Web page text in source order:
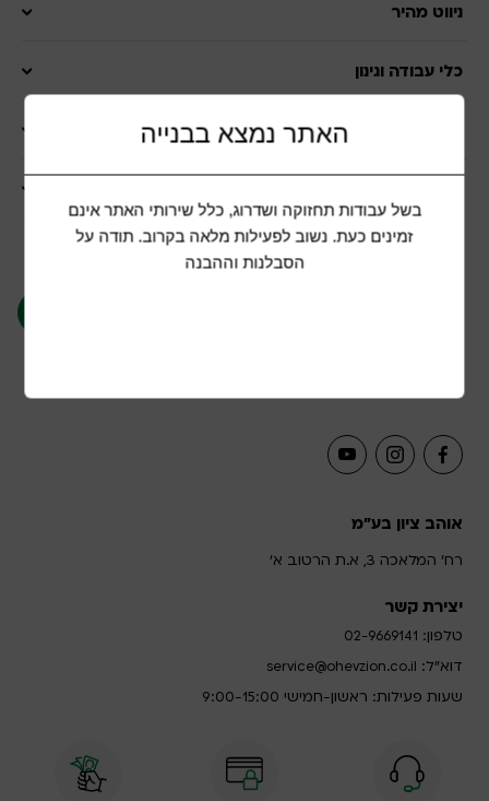
אוהב ציון בע"מ
רח' המלאכה 3, א.ת הרטוב א'
יצירת קשר
טלפון: 02-9669141
דוא”ל: service@ohevzion.co.il
שעות פעילות: ראשון-חמישי 9:00-15:00
ניווט מהיר
כלי עבודה וגינון
הצטרפות למועדון לקוחות
האתר נמצא בבנייה
בשל עבודות תחזוקה ושדרוג, כלל שירותי האתר אינם
זמינים כעת. נשוב לפעילות מלאה בקרוב. תודה על
הסבלנות וההבנה